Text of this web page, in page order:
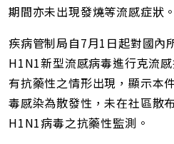
期間亦未出現發燒等流感症狀。
疾病管制局自7月1日起對國內
H1N1新型流感病毒進行克流
有抗藥性之情形出現，顯示本
毒感染為散發性，未在社區散
H1N1病毒之抗藥性監測。